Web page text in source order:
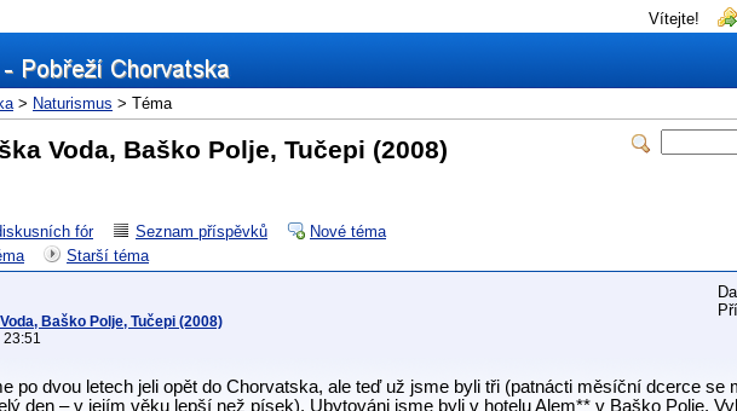
Vítejte!
> Naturismus > Téma
Voda, Baško Polje, Tučepi (2008)
fór Seznam příspěvků
Nové téma
Starší téma
Baško Polje, Tučepi (2008)
23:51
po dvou letech jeli opět do Chorvatska, ale teď už jsme byli tři (patnácti měsíční dcerce
den – v jejím věku lepší než písek). Ubytováni jsme byli v hotelu Alem** v Baško Polje.